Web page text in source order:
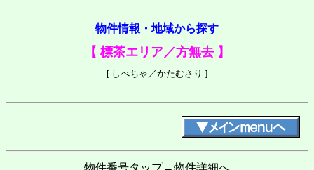
物件情報・地域から探す
【 標茶エリア／方無去 】
[ しべちゃ／かたむさり ]
物件番号タップ→物件詳細へ